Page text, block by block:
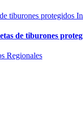
de tiburones
Regionales